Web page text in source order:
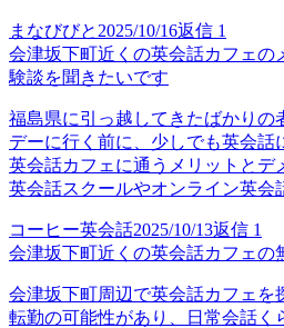
まなびびと 2025/10/16返信 1
会津坂下町近くの英会話カフェの
験談を聞きたいです
福島県に引っ越してきたばかりの
デーに行く前に、少しでも英会話
英会話カフェに通うメリットとデ
英会話スクールやオンライン英会
コーヒー英会話2025/10/13返信 1
会津坂下町近くの英会話カフェの
会津坂下町周辺で英会話カフェを
転勤の可能性があり、日常会話く